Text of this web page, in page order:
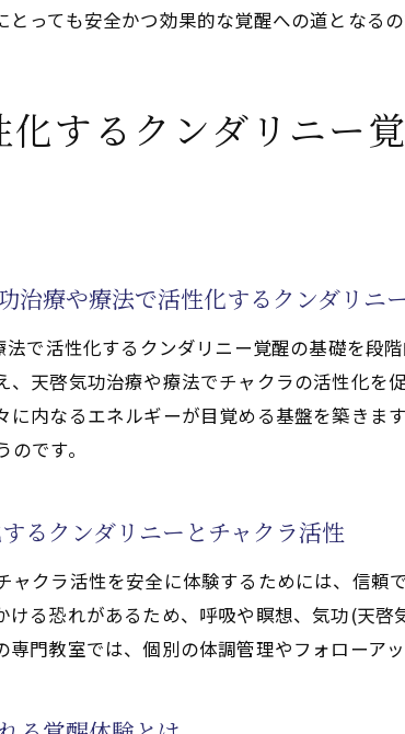
っても安全かつ効果的な覚醒への道となるの
するクンダリニー
治療や療法で活性化するクンダリニ
で活性化するクンダリニー覚醒の基礎を段
天啓気功治療や療法でチャクラの活性化を
内なるエネルギーが目覚める基盤を築きま
です。
るクンダリニーとチャクラ活性
クラ活性を安全に体験するためには、信頼
る恐れがあるため、呼吸や瞑想、気功(天
門教室では、個別の体調管理やフォローア